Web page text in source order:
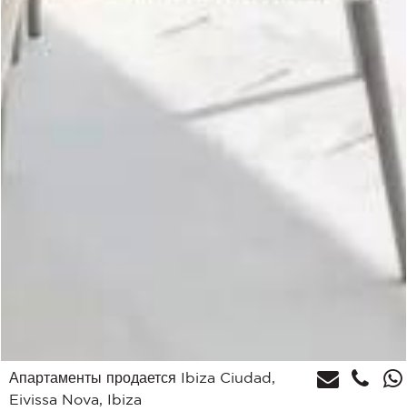
Апартаменты продается Ibiza Ciudad,
Eivissa Nova, Ibiza